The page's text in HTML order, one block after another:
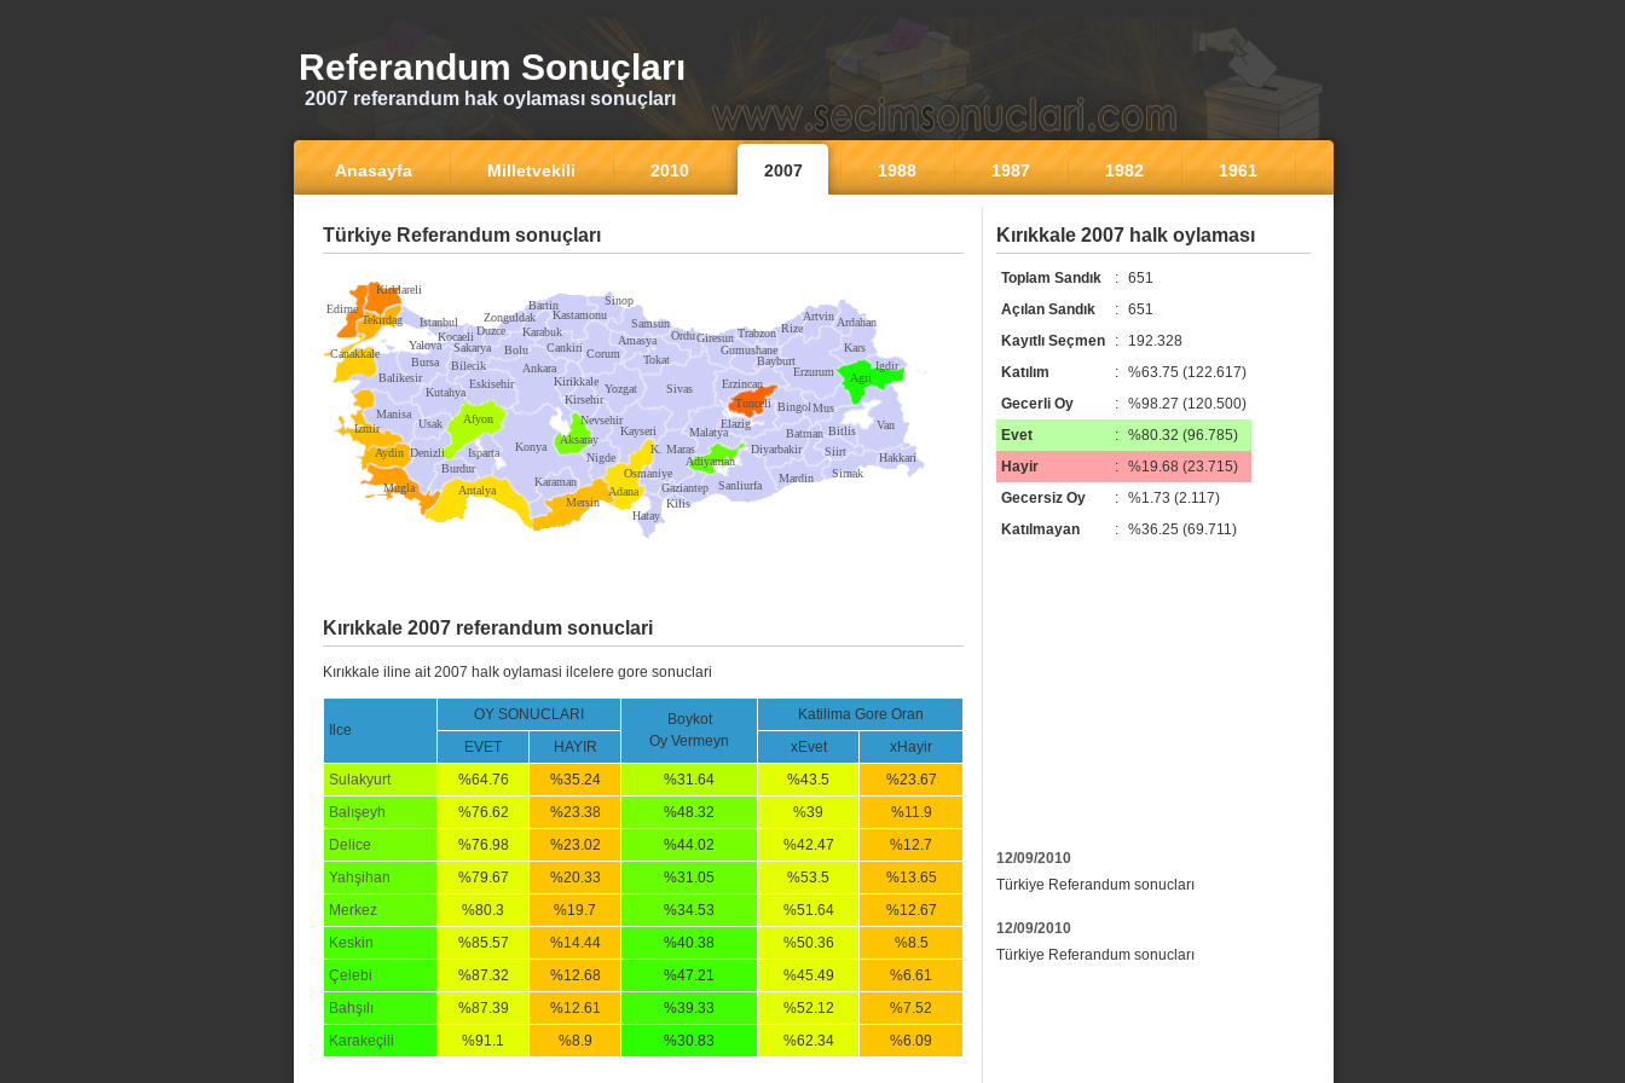
Referandum Sonuçları
2007 referandum hak oylaması sonuçları
Anasayfa Milletvekili 2010 2007 1988 1987 1982 1961
Türkiye Referandum sonuçları
Ankara
Kirklareli
Edirne
Tekirdag
Canakkale
Balikesir
Bursa
Istanbul
Kocaeli
Sakarya
Zonguldak
Bolu
Bilecik
Eskisehir
Kutahya
Manisa
Izmir
Aydin
Mugla
Denizli
Burdur
Usak Afyon
Isparta
Antalya
Konya
Mersin
Kirsehir
Cankiri
Kastamonu
Sinop
Corum
Yozgat
Nevsehir
Nigde
Adana
Hatay
K. Maras
Kayseri
Sivas
Tokat
Amasya
Samsun
OrduGiresun
Erzincan
Malatya
Gaziantep Sanliurfa
Adiyaman
Gumushane
Trabzon Rize
Erzurum
Artvin
Kars
Agri
Tunceli
Elazig
Diyarbakir
Mardin
Siirt
Bitlis
BingolMus
Van
Hakkari
Kirikkale
Bayburt
Karaman
Aksaray
Kilis
Ardahan
Duzce Karabuk
Bartin
Osmaniye
Igdir
Batman
Sirnak
Yalova
Kırıkkale 2007 referandum sonuclari
Kırıkkale iline ait 2007 halk oylamasi ilcelere gore sonuclari
Ilce
OY SONUCLARI
Boykot
Oy Vermeyn
Katilima Gore Oran
EVET
HAYIR xEvet
xHayir
Sulakyurt
%64.76 %35.24 %31.64 %43.5
%23.67
Balışeyh
%76.62 %23.38 %48.32 %39
%11.9
Delice
%76.98 %23.02 %44.02 %42.47
%12.7
Yahşihan
%79.67 %20.33 %31.05 %53.5
%13.65
Merkez
%80.3 %19.7 %34.53 %51.64
%12.67
Keskin
%85.57 %14.44 %40.38 %50.36
%8.5
Çelebi
%87.32 %12.68 %47.21 %45.49
%6.61
Bahşılı
%87.39 %12.61 %39.33 %52.12
%7.52
Karakeçili
%91.1 %8.9 %30.83 %62.34 %6.09
Kırıkkale 2007 halk oylaması
Toplam Sandık : 651
Açılan Sandık
: 651
Kayıtlı Seçmen
:
192.328
Katılım
: %63.75 (122.617)
Gecerli Oy
: %98.27 (120.500)
Evet
: %80.32 (96.785)
Hayir
: %19.68 (23.715)
Gecersiz Oy
: %1.73 (2.117)
Katılmayan
: %36.25 (69.711)
12/09/2010
Türkiye Referandum sonucları
12/09/2010
Türkiye Referandum sonucları